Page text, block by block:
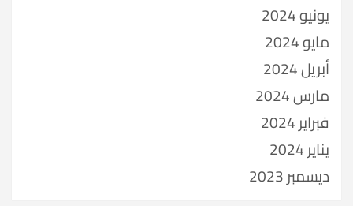
يونيو 2024
مايو 2024
أبريل 2024
مارس 2024
فبراير 2024
يناير 2024
ديسمبر 2023